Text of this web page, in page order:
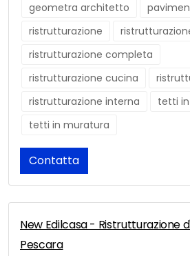
geometra architetto
ristrutturazione
ristrutturazione completa
ristrutturazione cucina
ristrutturazione interna
tetti
tetti in muratura
Contatta
New Edilcasa - Ristrutturazione
Pescara